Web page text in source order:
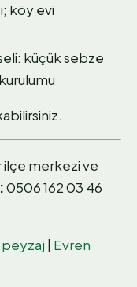
köy evi
küçük sebze
merkezi ve
0506 162 03 46
peyzaj | Evren